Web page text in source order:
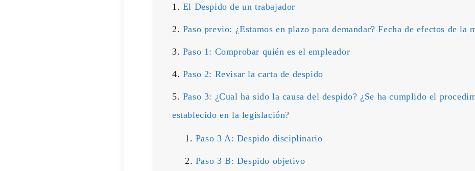
El Despido de un trabajador
Paso previo: ¿Estamos en plazo para demandar? Fecha de efectos de la
Paso 1: Comprobar quién es el empleador
Paso 2: Revisar la carta de despido
Paso 3: ¿Cual ha sido la causa del despido? ¿Se ha cumplido el
establecido en la legislación?
Paso 3 A: Despido disciplinario
Paso 3 B: Despido objetivo